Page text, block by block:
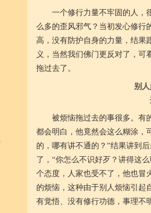
一个修行力量不牢固的人，
么多的歪风邪气？当初发心修行
高，没有防护自身的力量，结果
义，当然我们佛门更反对了，可
拖过去了。
别
被烦恼拖过去的事很多。有
都会明白，他竟然会这么糊涂，
的，哪有讲不通的？”结果讲到
了，“你怎么不识好歹？讲得这
个态度，人家也受不了，他也冒
的烦恼，这种由于别人烦恼引起
有觉悟、没有修行功德，事理不